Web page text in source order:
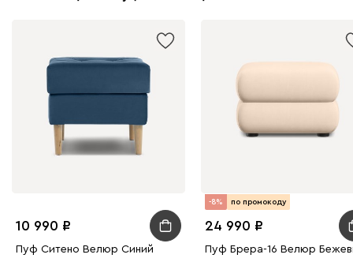
10 990
Пуф Ситено Велюр Синий
-8% по промокоду
24 990
Пуф Брера-16 Велюр